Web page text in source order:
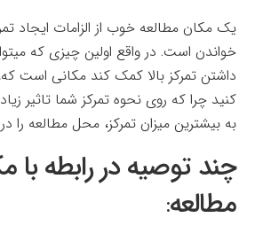
یک مکان مطالعه خوب از الزامات ایجاد
خواندن است. در واقع اولین چیزی که
داشتن تمرکز بالا کمک کند مکانی است
کنید چرا که روی نحوه تمرکز شما تاثیر
به بیشترین میزان تمرکز، محل مطالعه را
چند توصیه در رابطه با
مطالعه: